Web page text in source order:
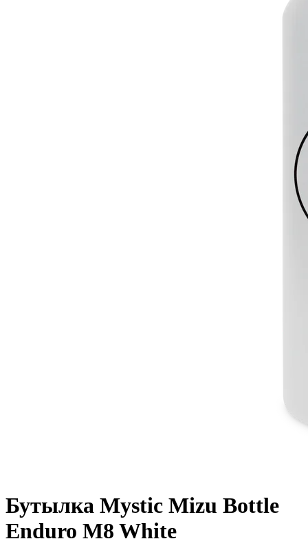
Бутылка Mystic Mizu Bottle
Enduro M8 White